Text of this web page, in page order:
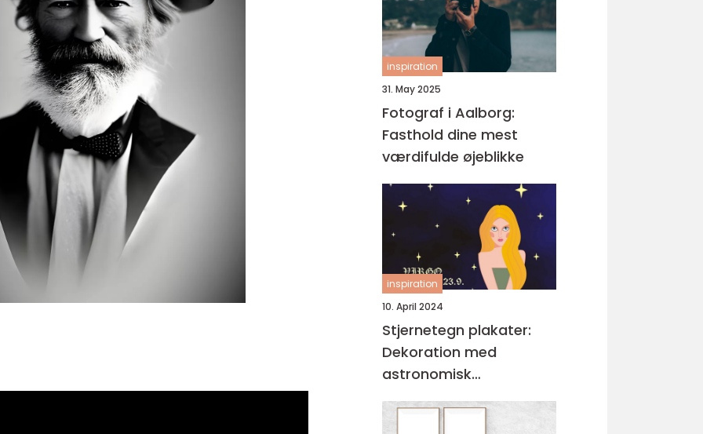
inspiration
31. May 2025
Fotograf i Aalborg:
Fasthold dine mest
værdifulde øjeblikke
inspiration
10. April 2024
Stjernetegn plakater:
Dekoration med
astronomisk
personlighed